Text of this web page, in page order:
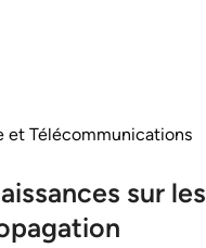
et Télécommunications
sur les